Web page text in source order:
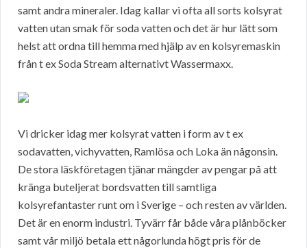
samt andra mineraler. Idag kallar vi ofta all sorts kolsyrat
vatten utan smak för soda vatten och det är hur lätt som
helst att ordna till hemma med hjälp av en kolsyremaskin
från t ex Soda Stream alternativt Wassermaxx.
Vi dricker idag mer kolsyrat vatten i form av t ex
sodavatten, vichyvatten, Ramlösa och Loka än någonsin.
De stora läskföretagen tjänar mängder av pengar på att
kränga buteljerat bordsvatten till samtliga
kolsyrefantaster runt om i Sverige – och resten av världen.
Det är en enorm industri. Tyvärr får både våra plånböcker
samt vår miljö betala ett någorlunda högt pris för de